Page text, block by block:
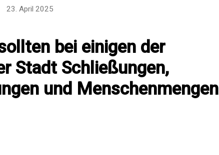
23. April 2025
bei einigen der
Stadt Schließungen,
und Menschenmengen